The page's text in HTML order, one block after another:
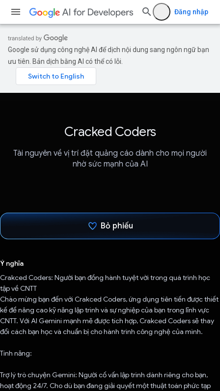
Đăng nhập
Google sử dụng công nghệ AI để dịch nội dung sang ngôn ngữ bạn
ưu tiên. Bản dịch bằng AI có thể có lỗi.
Cracked Coders
Tài nguyên về vị trí đặt quảng cáo dành cho mọi người
nhờ sức mạnh của AI
Bỏ phiếu
Ý nghĩa
Crakced Coders: Người bạn đồng hành tuyệt vời trong quá trình học
tập về CNTT
Chào mừng bạn đến với Crakced Coders, ứng dụng tiên tiến được thiết
kế để nâng cao kỹ năng lập trình và sự nghiệp của bạn trong lĩnh vực
CNTT. Với AI Gemini mạnh mẽ được tích hợp, Crakced Coders sẽ thay
đổi cách bạn học và chuẩn bị cho hành trình công nghệ của mình.
Tính năng:
Trợ lý trò chuyện Gemini: Người cố vấn lập trình dành riêng cho bạn,
hoạt động 24/7. Cho dù bạn đang giải quyết một thuật toán phức tạp